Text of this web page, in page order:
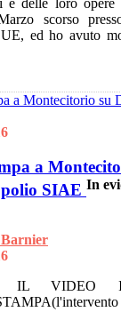
scorso
ed ho avuto
a
SIAE In
Barnier
IL VIDEO